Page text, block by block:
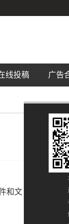
线投稿 广告
和文